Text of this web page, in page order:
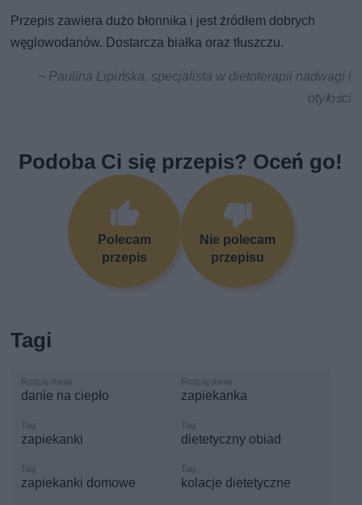
Przepis zawiera dużo błonnika i jest źródłem dobrych
węglowodanów. Dostarcza białka oraz tłuszczu.
~ Paulina Lipińska, specjalista w dietoterapii nadwagi i
otyłości
Podoba Ci się przepis? Oceń go!
Polecam
przepis
Nie polecam
przepisu
Tagi
danie na ciepło zapiekanka
zapiekanki dietetyczny obiad
zapiekanki domowe kolacje dietetyczne